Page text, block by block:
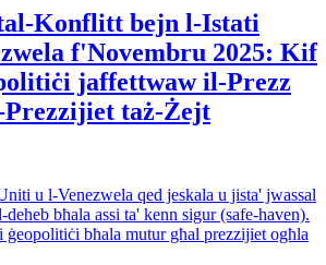
Konflitt bejn l-Istati
f'Novembru 2025: Kif
jaffettwaw il-Prezz
Prezzijiet taż-Żejt
u l-Venezwela qed jeskala u jista' jwassal
bħala assi ta' kenn sigur (safe-haven).
bħala mutur għal prezzijiet ogħla